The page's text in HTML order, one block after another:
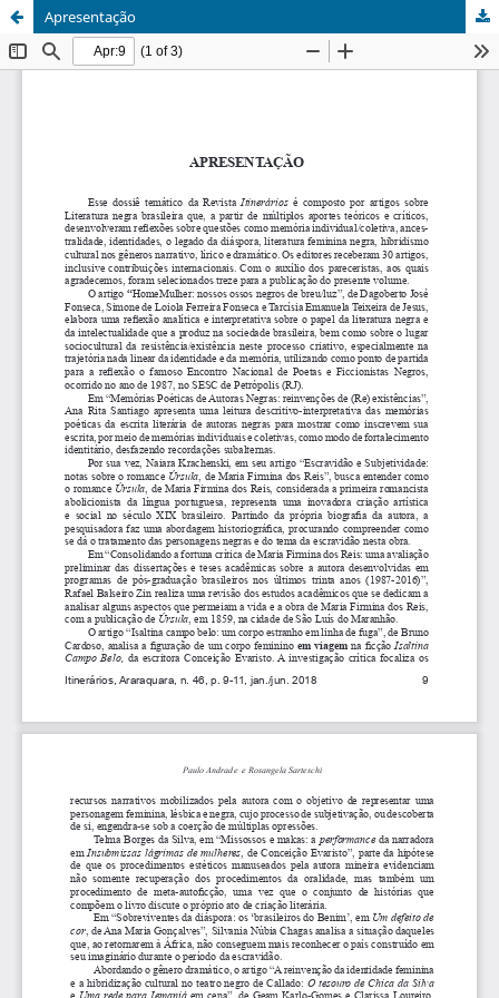
Apresentação